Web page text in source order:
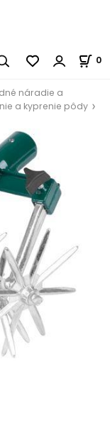
0
náradie a
a kyprenie pôdy